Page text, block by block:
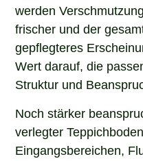
werden
frischer und der
gepflegteres
Wert darauf, die
Struktur und
Noch stärker
verlegter
Eingangsbereichen,